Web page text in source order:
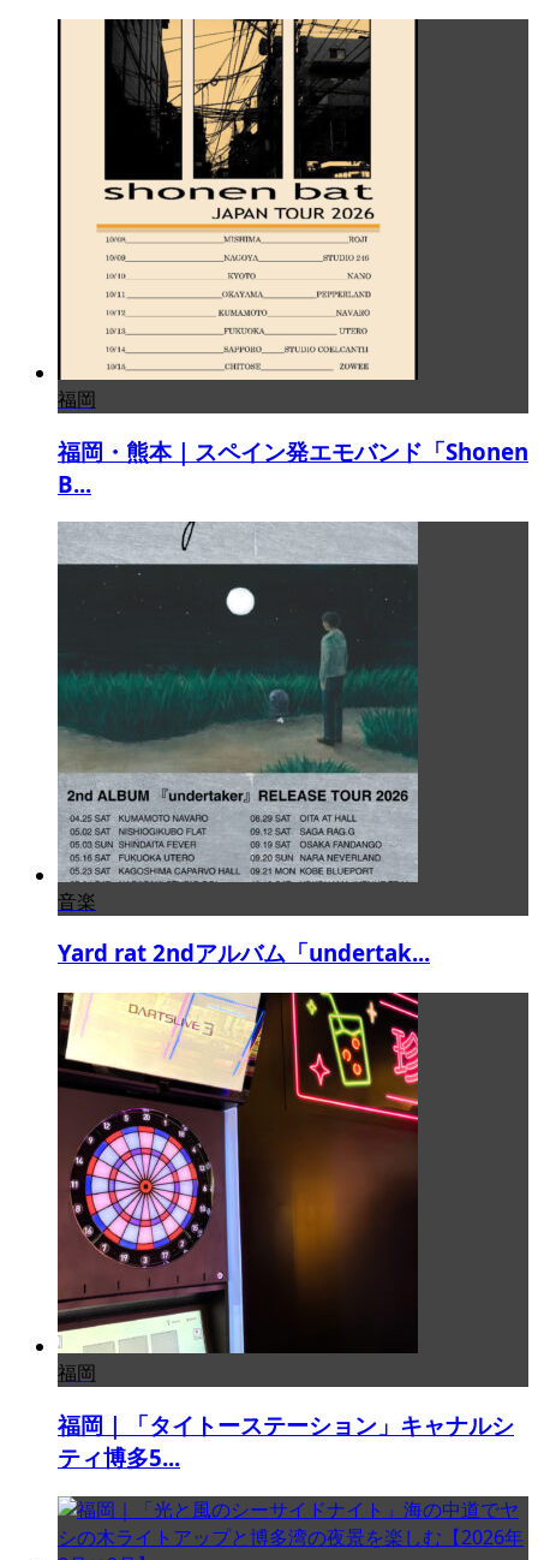
福岡
福岡・熊本｜スペイン発エモバンド「Shonen
B...
音楽
Yard rat 2ndアルバム「undertak...
福岡
福岡｜「タイトーステーション」キャナルシ
ティ博多5...